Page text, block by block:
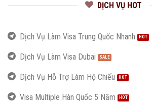
DỊCH VỤ HOT
Dịch Vụ Làm Visa Trung Quốc Nhanh
Dịch Vụ Làm Visa Dubai
Dịch Vụ Hỗ Trợ Làm Hộ Chiếu
Visa Multiple Hàn Quốc 5 Năm